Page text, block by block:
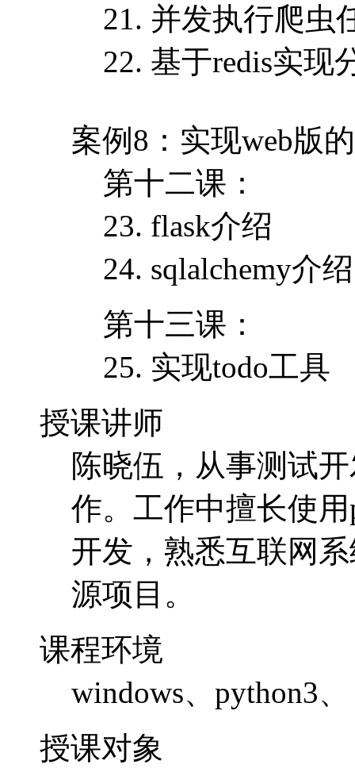
21. 并发执行爬虫
22. 基于redis实现
案例8：实现web版
第十二课：
23. flask介绍
24. sqlalchemy介绍
第十三课：
25. 实现todo工具
授课讲师
陈晓伍，从事测试
作。工作中擅长使
开发，熟悉互联网
源项目。
课程环境
windows、python3
授课对象